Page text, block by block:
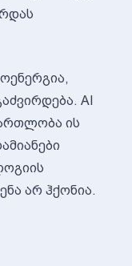
AI
ის
არ ჰქონია.